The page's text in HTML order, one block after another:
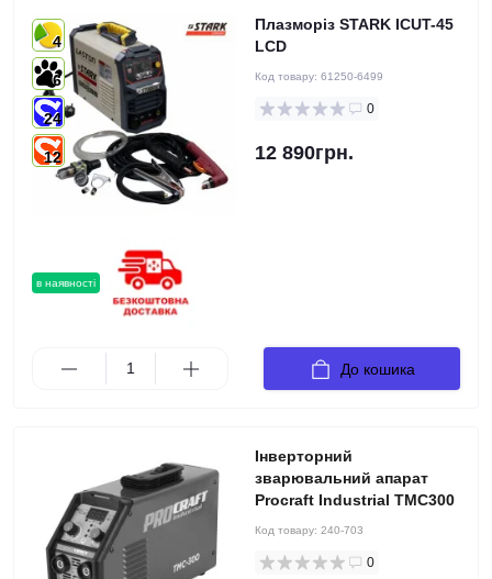
в наявності
4
6
24
12
Плазморіз STARK ICUT-45
LCD
Код товару: 61250-6499
0
12 890грн.
До кошика
Інверторний
зварювальний апарат
Procraft Industrial TMC300
Код товару: 240-703
0